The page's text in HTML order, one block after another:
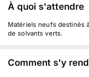
À quoi s'attendre
Matériels neufs destinés
de solvants verts.
Comment s'y